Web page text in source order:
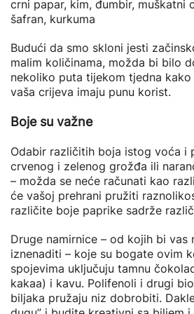
crni papar, kim, đumbir, muškatni
šafran, kurkuma
Budući da smo skloni jesti
malim količinama, možda bi bilo
nekoliko puta tijekom tjedna
vaša crijeva imaju punu korist.
Boje su važne
Odabir različitih boja istog voća i
crvenog i zelenog grožđa ili
– možda se neće računati kao
će vašoj prehrani pružiti
različite boje paprike sadrže
Druge namirnice – od kojih bi vas
iznenaditi – koje su bogate ovim
spojevima uključuju tamnu
kakaa) i kavu. Polifenoli i drugi
biljaka pružaju niz dobrobiti.